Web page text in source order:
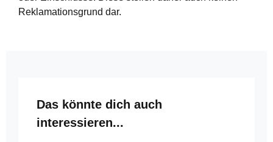
Reklamationsgrund dar.
Produktgalerie überspringen
Das könnte dich auch
interessieren...